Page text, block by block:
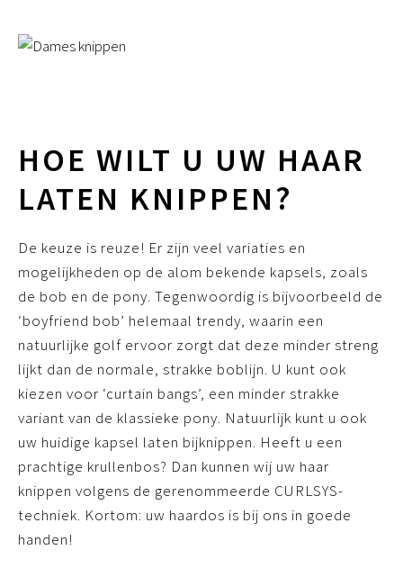
HOE WILT U UW HAAR
LATEN KNIPPEN?
De keuze is reuze! Er zijn veel variaties en
mogelijkheden op de alom bekende kapsels, zoals
de bob en de pony. Tegenwoordig is bijvoorbeeld de
‘boyfriend bob’ helemaal trendy, waarin een
natuurlijke golf ervoor zorgt dat deze minder streng
lijkt dan de normale, strakke boblijn. U kunt ook
kiezen voor ‘curtain bangs’, een minder strakke
variant van de klassieke pony. Natuurlijk kunt u ook
uw huidige kapsel laten bijknippen. Heeft u een
prachtige krullenbos? Dan kunnen wij uw haar
knippen volgens de gerenommeerde CURLSYS-
techniek. Kortom: uw haardos is bij ons in goede
handen!